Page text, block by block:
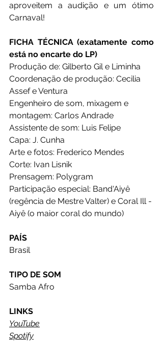
aproveitem a audição e um ótimo
Carnaval!
FICHA TÉCNICA (exatamente como
está no encarte do LP)
Produção de: Gilberto Gil e Liminha
Coordenação de produção: Cecilia
Assef e Ventura
Engenheiro de som, mixagem e
montagem: Carlos Andrade
Assistente de som: Luis Felipe
Capa: J. Cunha
Arte e fotos: Frederico Mendes
Corte: Ivan Lisnik
Prensagem: Polygram
Participação especial: Band'Aiyê
(regência de Mestre Valter) e Coral Ill -
Aiyê (o maior coral do mundo)
PAÍS
Brasil
TIPO DE SOM
Samba Afro
LINKS
YouTube
Spotify